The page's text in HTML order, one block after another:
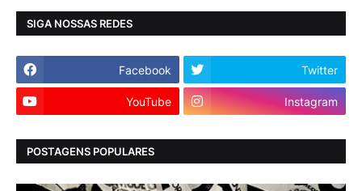
SIGA NOSSAS REDES
Facebook Twitter
YouTube Instagram
POSTAGENS POPULARES